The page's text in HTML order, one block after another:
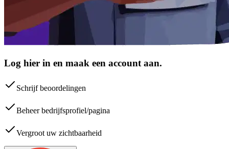
Log hier in en maak een account aan.
Schrijf beoordelingen
Beheer bedrijfsprofiel/pagina
Vergroot uw zichtbaarheid